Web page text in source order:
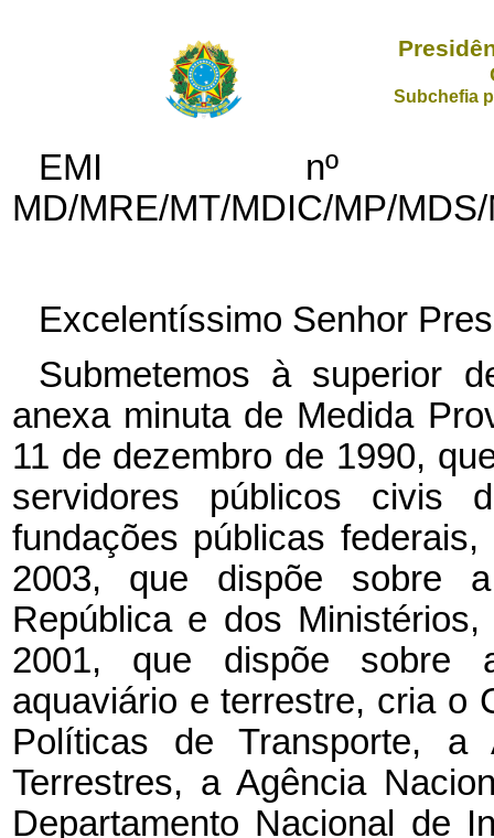
Subchefia
EMI
MD/MRE/MT/MDIC/MP/
Excelentíssimo Senhor
Submetemos à superior
anexa minuta de Medida
11 de dezembro de 1990,
servidores públicos civis
fundações públicas
2003, que dispõe sobre
República e dos
2001, que dispõe sobre
aquaviário e terrestre, cria o
Políticas de Transporte, a
Terrestres, a Agência
Departamento Nacional de